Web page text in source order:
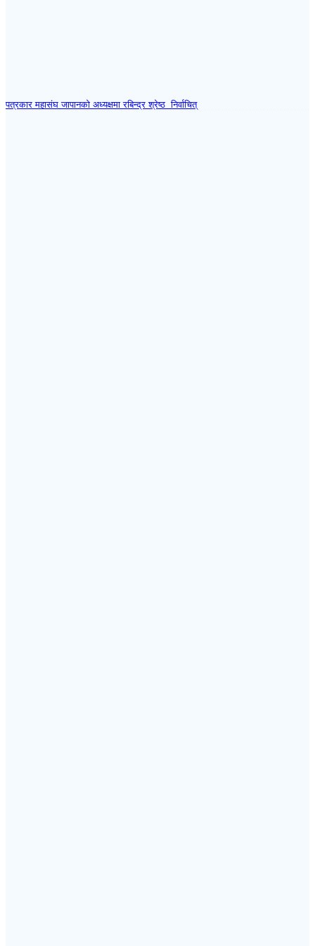
पत्रकार महासंघ जापानकाे अध्यक्षमा रबिन्द्र श्रेष्ठ निर्वाचित्